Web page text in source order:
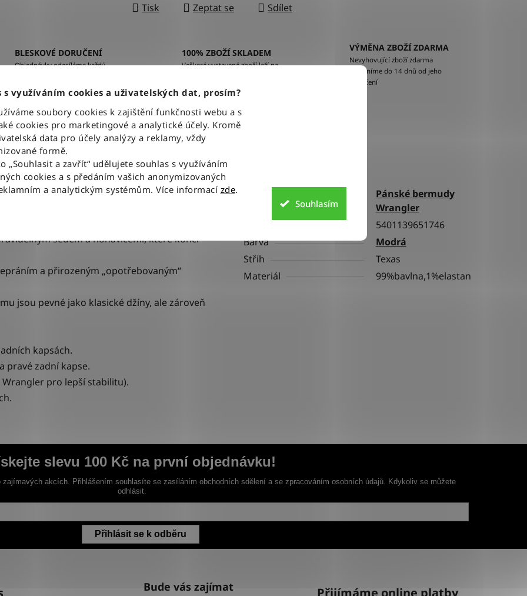
s využíváním cookies a uživatelských dat, prosím?
soubory cookies k zajištění funkčnosti webu a s
cookies pro marketingové a analytické účely. Kromě
data pro účely analýzy a reklamy, vždy
formě.
„Souhlasit a zavřít“ udělujete souhlas s využíváním
cookies a s předáním vašich anonymizovaných
a analytickým systémům. Více informací zde.
Souhlasím
Tisk Zeptat se Sdílet
BLESKOVÉ DORUČENÍ
Objednávky odesíláme každý
100% ZBOŽÍ SKLADEM
Veškeré vystavené zboží leží na
VÝMĚNA ZBOŽÍ ZDARMA
Nevyhovující zboží zdarma
vyměníme do 14 dnů od jeho
doručení
Popis
- džínová klasika vycházející z legendárního
sedem a nohavicemi, které končí
a přirozeným „opotřebovaným“
jsou pevné jako klasické džíny, ale zároveň
kapsách.
pravé zadní kapse.
pro lepší stabilitu).
Kategorie
Pánské bermudy
Wrangler
5401139651746
Barva
Modrá
Střih
Texas
Materiál
99%bavlna,1%elastan
slevu 100 Kč na první objednávku!
akcích. Přihlášením souhlasíte se zasíláním obchodních sdělení a se zpracováním osobních údajů. Kdykoliv se můžete
odhlásit.
Přihlásit se k odběru
Bude vás zajímat Přijímáme online platby